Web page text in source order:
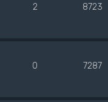
2 8723
0 7287